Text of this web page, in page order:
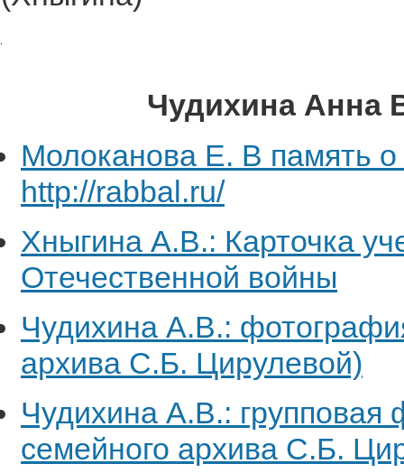
Чудихина Анна
Молоканова Е. В память о
http://rabbal.ru/
Хныгина А.В.: Карточка
Отечественной войны
Чудихина А.В.:
архива С.Б. Цирулевой)
Чудихина А.В.: групповая
семейного архива С.Б.